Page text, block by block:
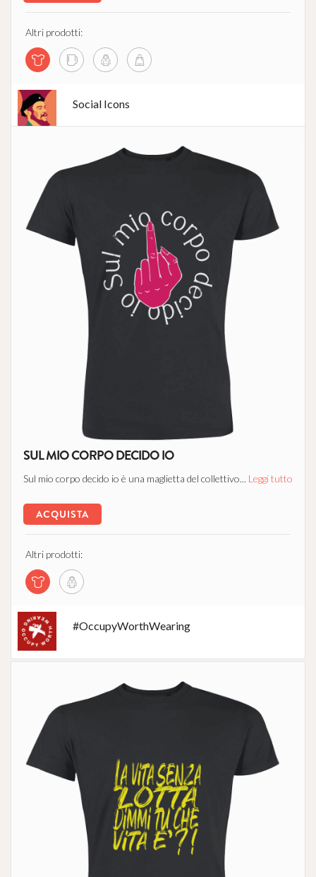
Altri prodotti:
Social Icons
SUL MIO CORPO DECIDO IO
Sul mio corpo decido io è una maglietta del collettivo... Leggi tutto
ACQUISTA
Altri prodotti:
#OccupyWorthWearing